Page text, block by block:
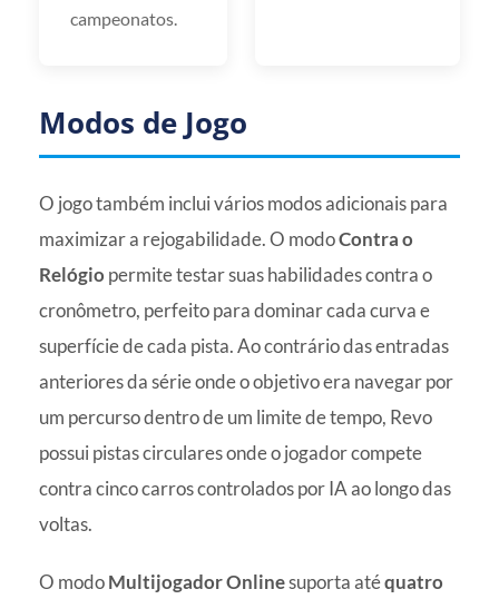
campeonatos.
Modos de Jogo
O jogo também inclui vários modos adicionais para
maximizar a rejogabilidade. O modoContra o
Relógio permite testar suas habilidades contra o
cronômetro, perfeito para dominar cada curva e
superfície de cada pista. Ao contrário das entradas
anteriores da série onde o objetivo era navegar por
um percurso dentro de um limite de tempo, Revo
possui pistas circulares onde o jogador compete
contra cinco carros controlados por IA ao longo das
voltas.
O modoMultijogador Onlinesuporta atéquatro